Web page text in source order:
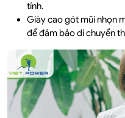
tính.
Giày cao gót mũi nhọn
để đảm bảo di chuyển